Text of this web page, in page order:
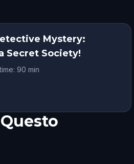
Mystery:
Secret Society!
90 min